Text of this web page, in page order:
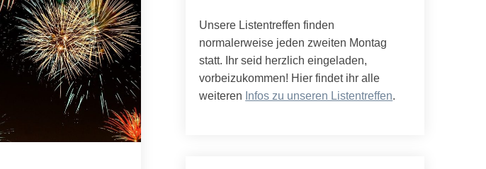
Unsere Listentreffen finden
normalerweise jeden zweiten Montag
statt. Ihr seid herzlich eingeladen,
vorbeizukommen! Hier findet ihr alle
weiteren Infos zu unseren Listentreffen.